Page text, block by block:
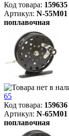
Код товара: 159635
Артикул: N-55M01
поплавочная
65
Код товара: 159636
Артикул: N-65M01
поплавочная